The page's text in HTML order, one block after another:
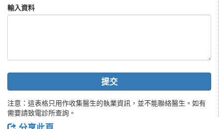
輸入資料
提交
注意：這表格只用作收集醫生的執業資訊，並不能聯絡醫生。如有
需要請致電診所查詢。